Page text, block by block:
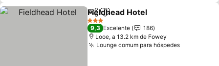
PartilharAdicionar aos favoritos
Fieldhead Hotel
3 Estrelas
9,3 Excelente
186
Looe, a 13.2 km de Fowey
Lounge comum para hóspedesVer